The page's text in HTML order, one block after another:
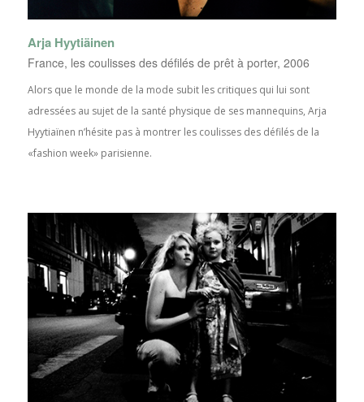
Arja Hyytiäinen
France, les coulisses des défilés de prêt à porter, 2006
Alors que le monde de la mode subit les critiques qui lui sont
adressées au sujet de la santé physique de ses mannequins, Arja
Hyytiaïnen n’hésite pas à montrer les coulisses des défilés de la
«fashion week» parisienne.